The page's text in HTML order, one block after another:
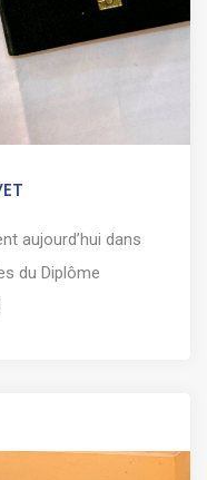
aujourd’hui dans
du Diplôme